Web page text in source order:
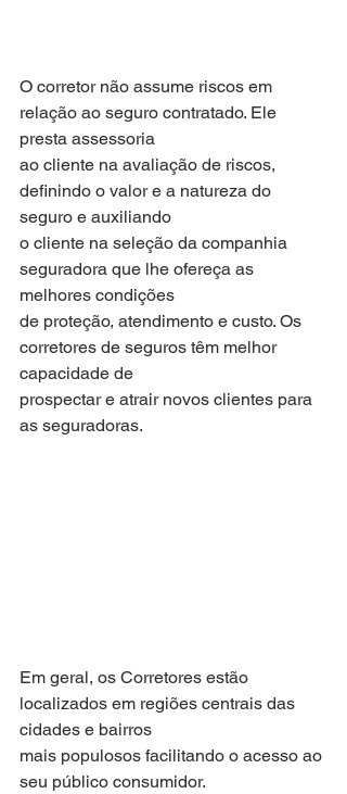
O corretor não assume riscos em
relação ao seguro contratado. Ele
presta assessoria
ao cliente na avaliação de riscos,
definindo o valor e a natureza do
seguro e auxiliando
o cliente na seleção da companhia
seguradora que lhe ofereça as
melhores condições
de proteção, atendimento e custo. Os
corretores de seguros têm melhor
capacidade de
prospectar e atrair novos clientes para
as seguradoras.
Em geral, os Corretores estão
localizados em regiões centrais das
cidades e bairros
mais populosos facilitando o acesso ao
seu público consumidor.